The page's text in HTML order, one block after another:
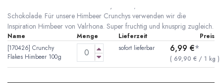
Himmlisch leckere Himbeer Crunchys mit 11,5 % Himbeeranteil in der
Schokolade. Für unsere Himbeer Crunchys verwenden wir die
Inspiration Himbeer von Valrhona. Super fruchtig und knusprig zugleich.
Name Menge Lieferzeit
Preis
[170426] Crunchy
Flakes Himbeer 100g
sofort lieferbar 6,99 €*
( 69,90 € /1 kg )